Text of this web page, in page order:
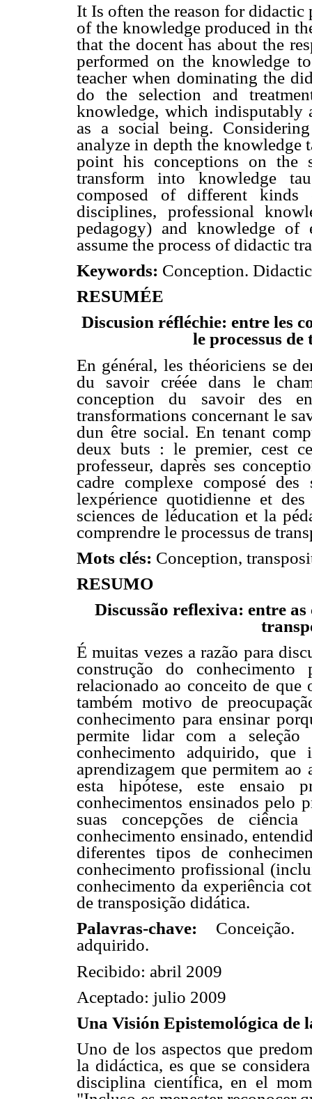
It Is often the reason for
of the knowledge produced in
that the docent has about the
performed on the knowledge
teacher when dominating the
do the selection and
knowledge, which indisputably
as a social being.
analyze in depth the knowledge
point his conceptions on
transform into knowledge
composed of different
disciplines, professional
pedagogy) and knowledge of
assume the process of didactic
Keywords: Conception.
RESUMÉE
Discusion réfléchie: entre les
le processus
En général, les théoriciens se
du savoir créée dans le
conception du savoir des
transformations concernant le
dun être social. En tenant
deux buts : le premier, cest
professeur, daprès ses
cadre complexe composé
lexpérience quotidienne et
sciences de léducation et la
comprendre le processus de
Mots clés: Conception,
RESUMO
Discussão reflexiva: entre as
É muitas vezes a razão para
construção do
relacionado ao conceito de que
também motivo de
conhecimento para ensinar
permite lidar com a seleção
conhecimento adquirido, que
aprendizagem que permitem
esta hipótese, este ensaio
conhecimentos ensinados pelo
suas concepções de
conhecimento ensinado,
diferentes tipos de
conhecimento profissional
conhecimento da experiência
de transposição didática.
Palavras-chave: Conceição.
adquirido.
Recibido: abril 2009
Aceptado: julio 2009
Una Visión Epistemológica de
Uno de los aspectos que
la didáctica, es que se
disciplina científica, en el